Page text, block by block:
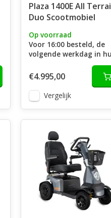
Plaza 1400E All Terrain
Duo Scootmobiel
Op voorraad
Voor 16:00 besteld, de
volgende werkdag in
€4.995,00
Vergelijk